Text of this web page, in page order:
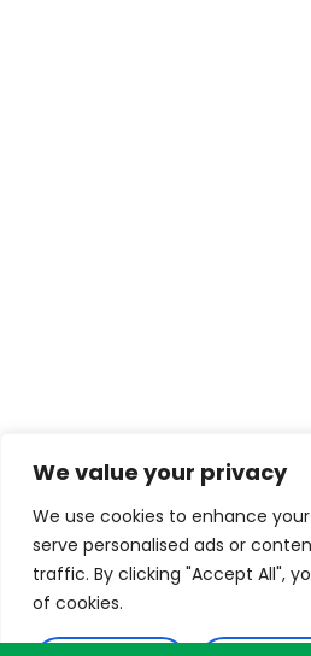
We value your privacy
We use cookies to enhance
serve personalised ads or
traffic. By clicking "Accept All",
of cookies.
© 2026 ISL TECHS